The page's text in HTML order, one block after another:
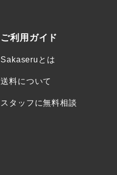
ご利用ガイド
Sakaseruとは
送料について
スタッフに無料相談